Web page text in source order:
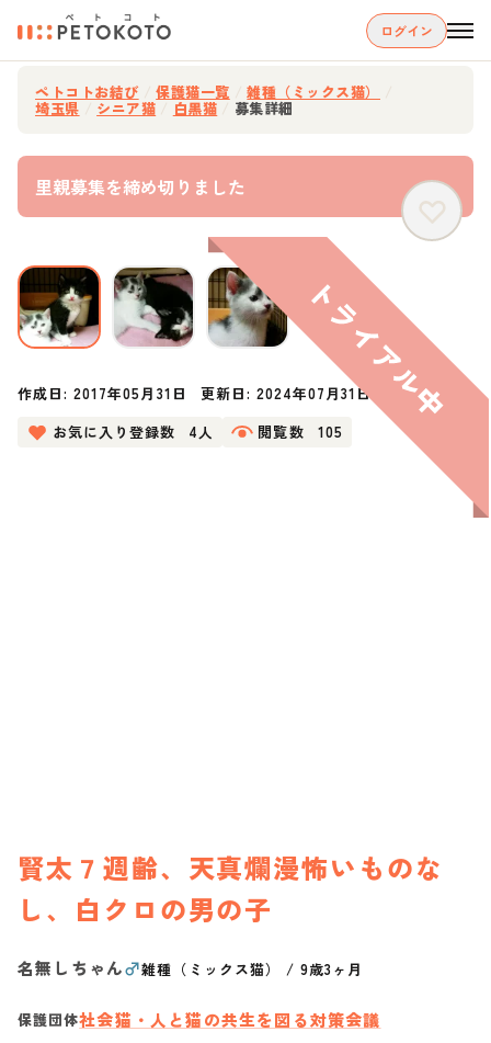
ログイン
ペトコトお結び 保護猫一覧 雑種（ミックス猫）
埼玉県 シニア猫 白黒猫 募集詳細
里親募集を締め切りました
作成日:2017年05月31日 更新日: 2024年07月31日
お気に入り登録数
4人 閲覧数 105
賢太７週齢、天真爛漫怖いものな
し、白クロの男の子
名無しちゃん♂雑種（ミックス猫） / 9歳3ヶ月
保護団体社会猫・人と猫の共生を図る対策会議